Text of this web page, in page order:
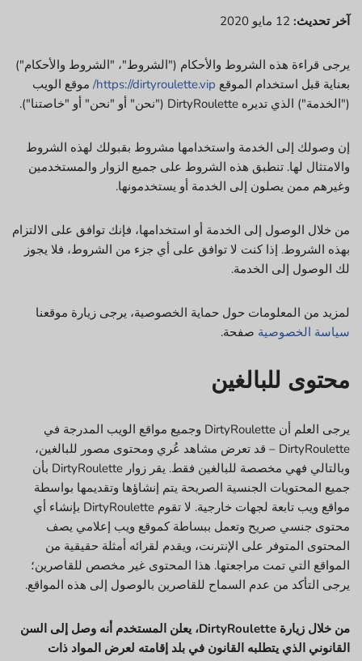
آخر تحديث:
يرجى قراءة هذه الشروط والأحكام ("الشروط"، "الشروط والأحكام")
بعناية قبل استخدام الموقع https://dirtyroulette.vip/ موقع الويب
("الخدمة") الذي تديره DirtyRoulette ("نحن" أو "نحن" أو "خاصتنا").
إن وصولك إلى الخدمة واستخدامها مشروط بقبولك لهذه الشروط
والامتثال لها. تنطبق هذه الشروط على جميع الزوار والمستخدمين
وغيرهم ممن يصلون إلى الخدمة أو يستخدمونها.
من خلال الوصول إلى الخدمة أو استخدامها، فإنك توافق على الالتزام
بهذه الشروط. إذا كنت لا توافق على أي جزء من الشروط، فلا يجوز
لك الوصول إلى الخدمة.
لمزيد من المعلومات حول حماية الخصوصية، يرجى زيارة موقعنا
سياسة الخصوصية صفحة.
محتوى للبالغين
يرجى العلم أن DirtyRoulette وجميع مواقع الويب المدرجة في
DirtyRoulette – قد تعرض مشاهد عُري ومحتوى مصور للبالغين،
وبالتالي فهي مخصصة للبالغين فقط. يقر زوار DirtyRoulette بأن
جميع المحتويات الجنسية الصريحة يتم إنشاؤها وتقديمها بواسطة
مواقع ويب تابعة لجهات خارجية. لا تقوم DirtyRoulette بإنشاء أي
محتوى جنسي صريح وتعمل ببساطة كموقع ويب إعلامي يصف
المحتوى المتوفر على الإنترنت، ويقدم لقرائه أمثلة حقيقية من
المواقع التي تمت مراجعتها. هذا المحتوى غير مخصص للقاصرين؛
يرجى التأكد من عدم السماح للقاصرين بالوصول إلى هذه المواقع.
من خلال زيارة DirtyRoulette، يعلن المستخدم أنه وصل إلى السن
القانوني الذي يتطلبه القانون في بلد إقامته لعرض المواد ذات